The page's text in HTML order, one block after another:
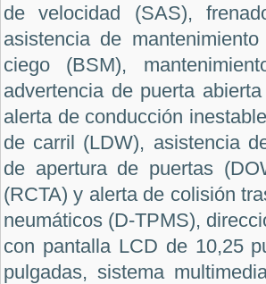
de velocidad (SAS),
asistencia de
ciego (BSM),
advertencia de puerta
alerta de conducción
de carril (LDW), asistencia
de apertura de puertas
(RCTA) y alerta de colisión
neumáticos (D-TPMS),
con pantalla LCD de 10,25
pulgadas, sistema